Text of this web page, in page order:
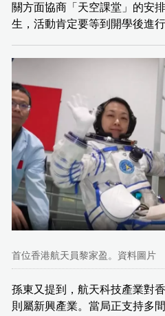
關方面協商「天空課堂」的安
生，活動肯定要等到開學後進
首位香港航天員黎家盈。資料圖片
孫東又提到，航天科技產業對
則屬新興產業。當局正支持多